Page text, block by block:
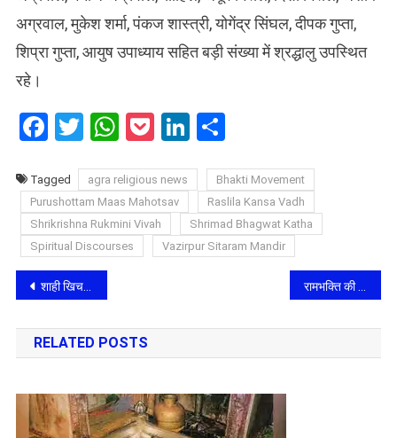
अग्रवाल, मुकेश शर्मा, पंकज शास्त्री, योगेंद्र सिंघल, दीपक गुप्ता,
शिप्रा गुप्ता, आयुष उपाध्याय सहित बड़ी संख्या में श्रद्धालु उपस्थित
रहे।
Facebook
Twitter
WhatsApp
PocketLinkedIn
Share
Tagged agra religious news
Bhakti Movement
Purushottam Maas Mahotsav
Raslila Kansa Vadh
Shrikrishna Rukmini Vivah
Shrimad Bhagwat Katha
Spiritual Discourses
Vazirpur Sitaram Mandir
Post
navigation
शाही खिचड़ी के भोग से रिझे ठाकुर श्री श्याम बिहारी, उमड़ा वैष्णव श्रद्धा का जनसैलाब
RELATED POSTS